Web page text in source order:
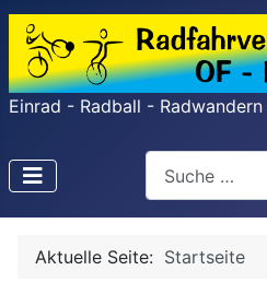
Einrad - Radball -
Search
Type 2 or
Aktuelle Seite: Startseite